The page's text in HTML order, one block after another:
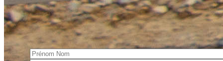
S'incrire à la lettre d'information
Cette lettre vous informe des actualités et des événements du
Syndicat